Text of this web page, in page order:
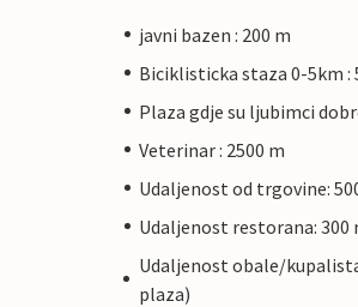
javni bazen : 200 m
Biciklisticka staza 0-5km :
Plaza gdje su ljubimci
Veterinar : 2500 m
Udaljenost od trgovine:
Udaljenost restorana: 300
Udaljenost obale/
plaza)